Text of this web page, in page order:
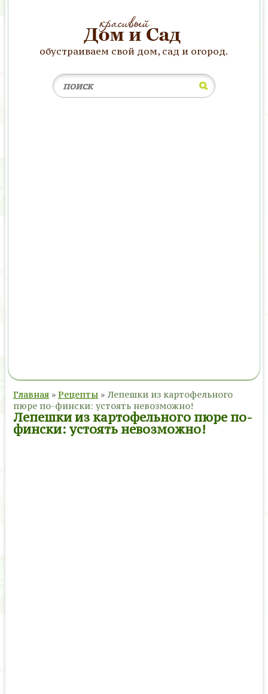
обустраиваем свой дом, сад и огород.
Главная » Рецепты » Лепешки из картофельного
пюре по-фински: устоять невозможно!
Лепешки из картофельного пюре по-
фински: устоять невозможно!